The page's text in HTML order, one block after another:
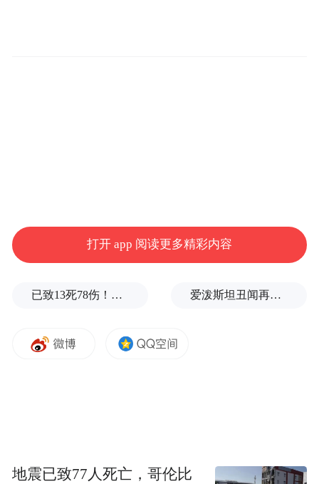
高考、中考是社会关注、群众关切的民生大
在市委、市政府的坚强领导下，在各部门全
建设年”落地见效，树立和践行正确政绩观，
平，确保两项考试平安顺利。
打开 app 阅读更多精彩内容
已致13死78伤！这是乌方对俄本土发动的最致命袭击之一 爱泼斯坦丑闻再曝新线索！美国顶级艺术学校爆70起性侵黑幕，近50名成年人被指控
地震已致77人死亡，哥伦比